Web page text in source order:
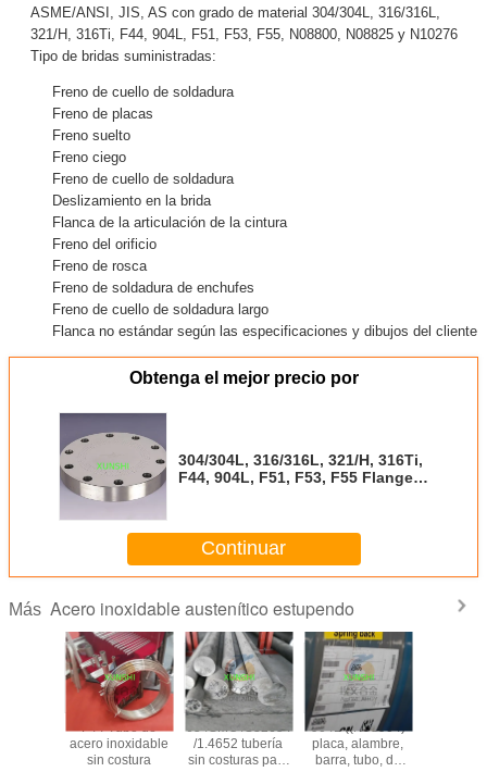
ASME/ANSI, JIS, AS con grado de material 304/304L, 316/316L,
321/H, 316Ti, F44, 904L, F51, F53, F55, N08800, N08825 y N10276
Tipo de bridas suministradas:
Freno de cuello de soldadura
Freno de placas
Freno suelto
Freno ciego
Freno de cuello de soldadura
Deslizamiento en la brida
Flanca de la articulación de la cintura
Freno del orificio
Freno de rosca
Freno de soldadura de enchufes
Freno de cuello de soldadura largo
Flanca no estándar según las especificaciones y dibujos del cliente
Obtenga el mejor precio por
304/304L, 316/316L, 321/H, 316Ti,
F44, 904L, F51, F53, F55 Flange
Continuar
Más Acero inoxidable austenítico estupendo
F44 Tubo de
acero inoxidable
sin costura
654SMO /S32654
/1.4652 tubería
sin costuras para
904L ((N08904)
placa, alambre,
barra, tubo, de